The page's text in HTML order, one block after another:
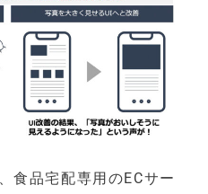
食品宅配専用のECサー